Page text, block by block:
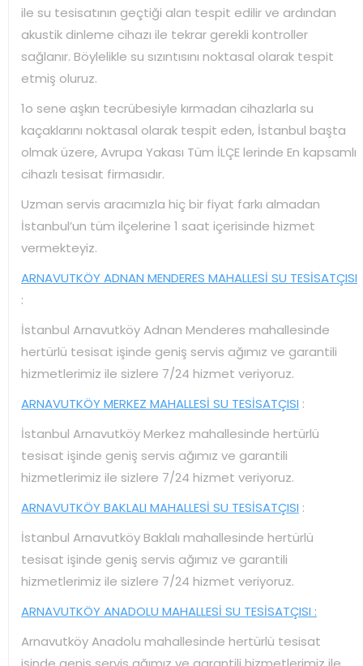
ile su tesisatının geçtiği alan tespit edilir ve ardından
akustik dinleme cihazı ile tekrar gerekli kontroller
sağlanır. Böylelikle su sızıntısını noktasal olarak tespit
etmiş oluruz.
1o sene aşkın tecrübesiyle kırmadan cihazlarla su
kaçaklarını noktasal olarak tespit eden, İstanbul başta
olmak üzere, Avrupa Yakası Tüm İLÇE lerinde En kapsamlı
cihazlı tesisat firmasıdır.
Uzman servis aracımızla hiç bir fiyat farkı almadan
İstanbul’un tüm ilçelerine 1 saat içerisinde hizmet
vermekteyiz.
ARNAVUTKÖY ADNAN MENDERES MAHALLESİ SU TESİSATÇISI
:
İstanbul Arnavutköy Adnan Menderes mahallesinde
hertürlü tesisat işinde geniş servis ağımız ve garantili
hizmetlerimiz ile sizlere 7/24 hizmet veriyoruz.
ARNAVUTKÖY MERKEZ MAHALLESİ SU TESİSATÇISI :
İstanbul Arnavutköy Merkez mahallesinde hertürlü
tesisat işinde geniş servis ağımız ve garantili
hizmetlerimiz ile sizlere 7/24 hizmet veriyoruz.
ARNAVUTKÖY BAKLALI MAHALLESİ SU TESİSATÇISI :
İstanbul Arnavutköy Baklalı mahallesinde hertürlü
tesisat işinde geniş servis ağımız ve garantili
hizmetlerimiz ile sizlere 7/24 hizmet veriyoruz.
ARNAVUTKÖY ANADOLU MAHALLESİ SU TESİSATÇISI :
Arnavutköy Anadolu mahallesinde hertürlü tesisat